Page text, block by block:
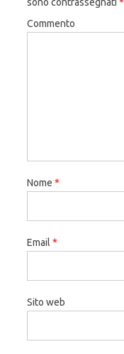
Commento
Nome *
Email *
Sito web